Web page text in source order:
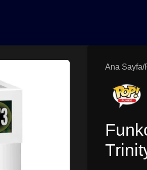
Ana Sayfa